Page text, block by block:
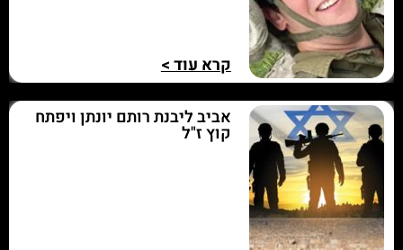
קרא עוד >
אביב ליבנת רותם יונתן ויפתח
קוץ ז"ל